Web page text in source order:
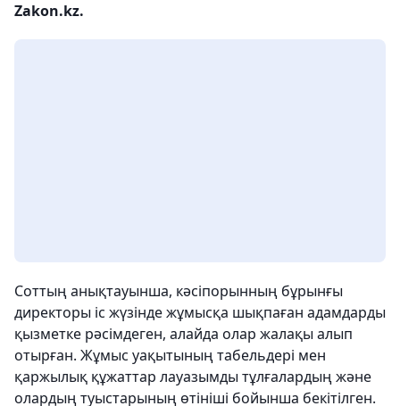
Zakon.kz.
Соттың анықтауынша, кәсіпорынның бұрынғы
директоры іс жүзінде жұмысқа шықпаған адамдарды
қызметке рәсімдеген, алайда олар жалақы алып
отырған. Жұмыс уақытының табельдері мен
қаржылық құжаттар лауазымды тұлғалардың және
олардың туыстарының өтініші бойынша бекітілген.